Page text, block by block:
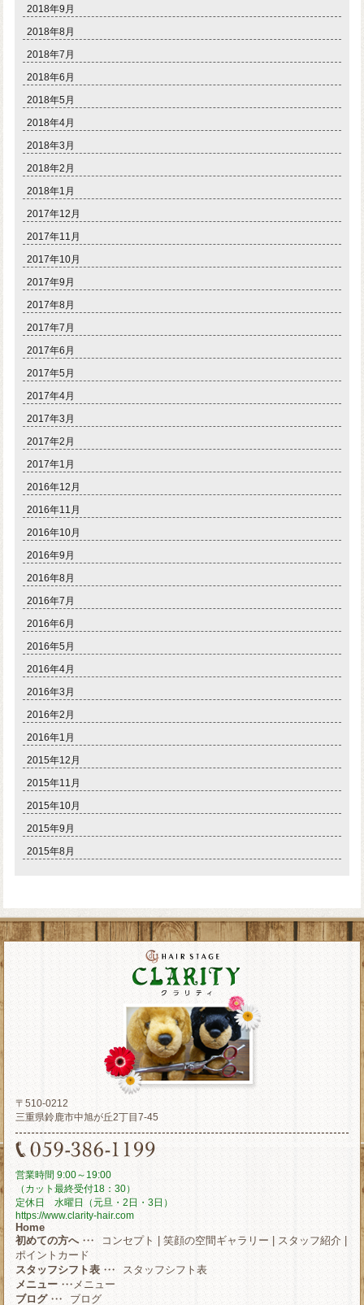
2018年9月
2018年8月
2018年7月
2018年6月
2018年5月
2018年4月
2018年3月
2018年2月
2018年1月
2017年12月
2017年11月
2017年10月
2017年9月
2017年8月
2017年7月
2017年6月
2017年5月
2017年4月
2017年3月
2017年2月
2017年1月
2016年12月
2016年11月
2016年10月
2016年9月
2016年8月
2016年7月
2016年6月
2016年5月
2016年4月
2016年3月
2016年2月
2016年1月
2015年12月
2015年11月
2015年10月
2015年9月
2015年8月
〒510-0212
三重県鈴鹿市中旭が丘2丁目7-45
営業時間 9:00～19:00
（カット最終受付18：30）
定休日 水曜日（元旦・2日・3日）
https://www.clarity-hair.com
Home
初めての方へ・・・ コンセプト |笑顔の空間ギャラリー スタッフ紹介
ポイントカード
スタッフシフト表・・・
スタッフシフト表
メニュー・・・ メニュー
ブログ・・・ ブログ